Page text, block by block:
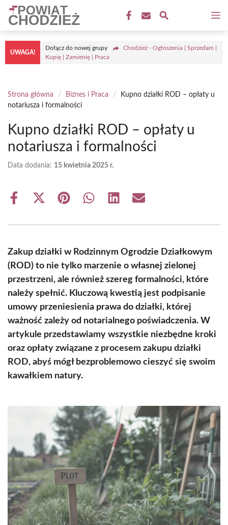
Przejdź
treści
UWAGA!
Dołącz do nowej grupy
Chodzież - Ogłoszenia | Sprzedam |
Kupię | Zamienię | Praca
Strona główna / Biznes i Praca /
Kupno działki ROD – opłaty u
notariusza i formalności
Kupno działki ROD – opłaty u
notariusza i formalności
Data dodania: 15 kwietnia 2025 r.
Share
Share
(Twitter)
Share Share Share Share
Zakup działki w Rodzinnym Ogrodzie Działkowym
(ROD) to nie tylko marzenie o własnej zielonej
przestrzeni, ale również szereg formalności, które
należy spełnić. Kluczową kwestią jest podpisanie
umowy przeniesienia prawa do działki, której
ważność zależy od notarialnego poświadczenia. W
artykule przedstawiamy wszystkie niezbędne kroki
oraz opłaty związane z procesem zakupu działki
ROD, abyś mógł bezproblemowo cieszyć się swoim
kawałkiem natury.